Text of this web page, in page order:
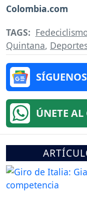
Colombia.com
TAGS:
Quintana,
ÚNETE